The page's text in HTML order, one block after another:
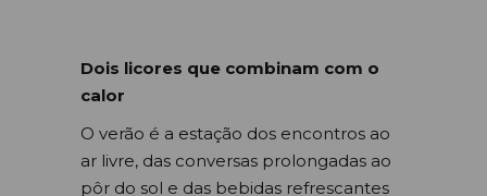
Dois licores que combinam com o
calor
O verão é a estação dos encontros ao
ar livre, das conversas prolongadas ao
pôr do sol e das bebidas refrescantes